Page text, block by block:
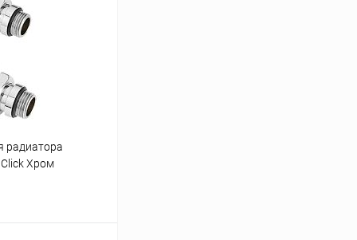
радиатора
Click Хром